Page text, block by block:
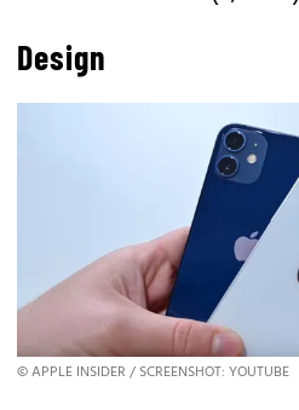
Design
© APPLE INSIDER / SCREENSHOT: YOUTUBE